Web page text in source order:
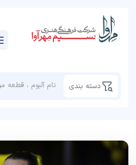
دسته بندی